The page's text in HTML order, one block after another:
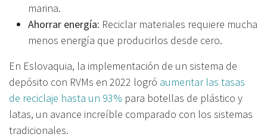
marina.
Ahorrar energía: Reciclar materiales requiere mucha
menos energía que producirlos desde cero.
En Eslovaquia, la implementación de un sistema de
depósito con RVMs en 2022 logró aumentar las tasas
de reciclaje hasta un 93% para botellas de plástico y
latas, un avance increíble comparado con los sistemas
tradicionales.